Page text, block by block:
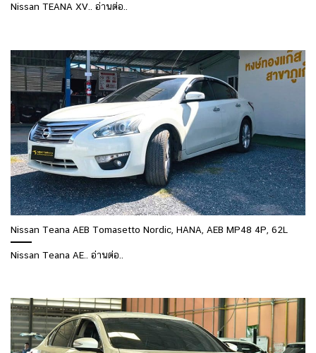
Nissan TEANA XV.. อ่านต่อ..
Nissan Teana AEB Tomasetto Nordic, HANA, AEB MP48 4P, 62L
Nissan Teana AE.. อ่านต่อ..